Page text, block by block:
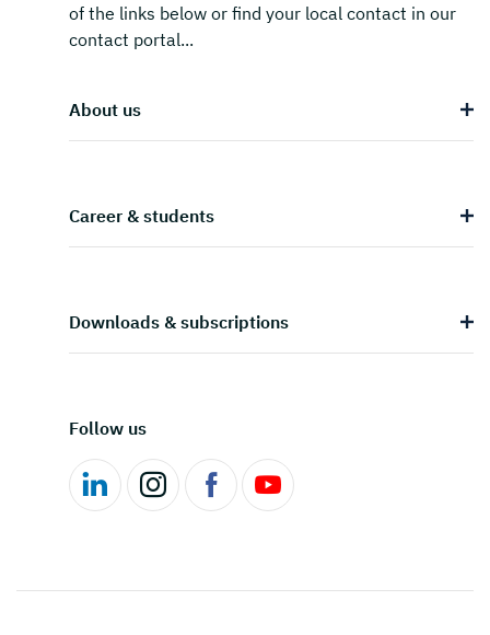
of the links below or find your local contact in our
contact portal...
About us
Career & students
Downloads & subscriptions
Follow us